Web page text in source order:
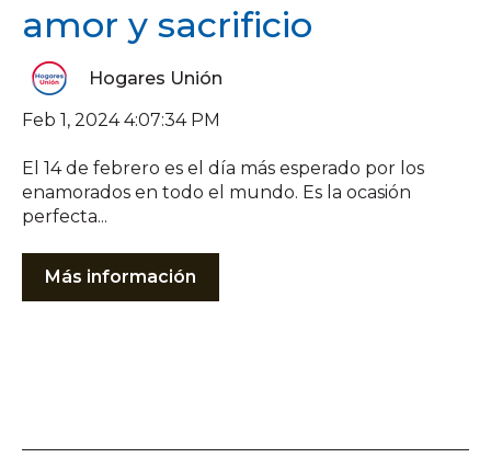
amor y sacrificio
Hogares Unión
Feb 1, 2024 4:07:34 PM
El 14 de febrero es el día más esperado por los
enamorados en todo el mundo. Es la ocasión
perfecta...
Más información